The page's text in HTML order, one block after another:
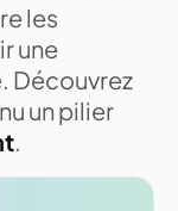
les
une
Découvrez
un pilier
.